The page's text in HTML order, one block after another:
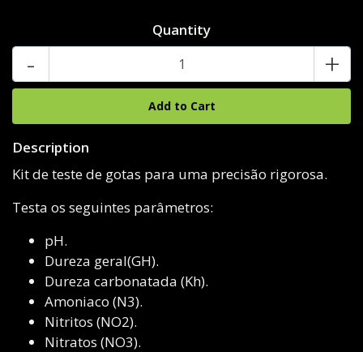
Quantity
- +
Description
Kit de teste de gotas para uma precisão rigorosa.
Testa os seguintes parâmetros:
pH.
Dureza geral(GH).
Dureza carbonatada (Kh).
Amoniaco (N3).
Nitritos (NO2).
Nitratos (NO3).